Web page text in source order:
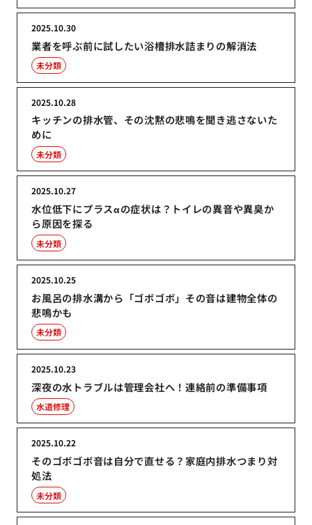
業者を呼ぶ前に試したい浴槽排水詰まりの解消法
2025.10.30
未分類
キッチンの排水管、その沈黙の悲鳴を聞き逃さないた
めに
2025.10.28
未分類
水位低下にプラスαの症状は？トイレの異音や異臭か
ら原因を探る
2025.10.27
未分類
お風呂の排水溝から「ゴボゴボ」その音は建物全体の
悲鳴かも
2025.10.25
未分類
深夜の水トラブルは管理会社へ！連絡前の準備事項
2025.10.23
水道修理
そのゴボゴボ音は自分で直せる？家庭内排水つまり対
処法
2025.10.22
未分類